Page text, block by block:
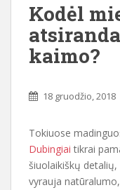
Kodėl
kaimo?
18 gruodžio, 2018
Tokiuose
Dubingiai tikrai
šiuolaikiškų
vyrauja